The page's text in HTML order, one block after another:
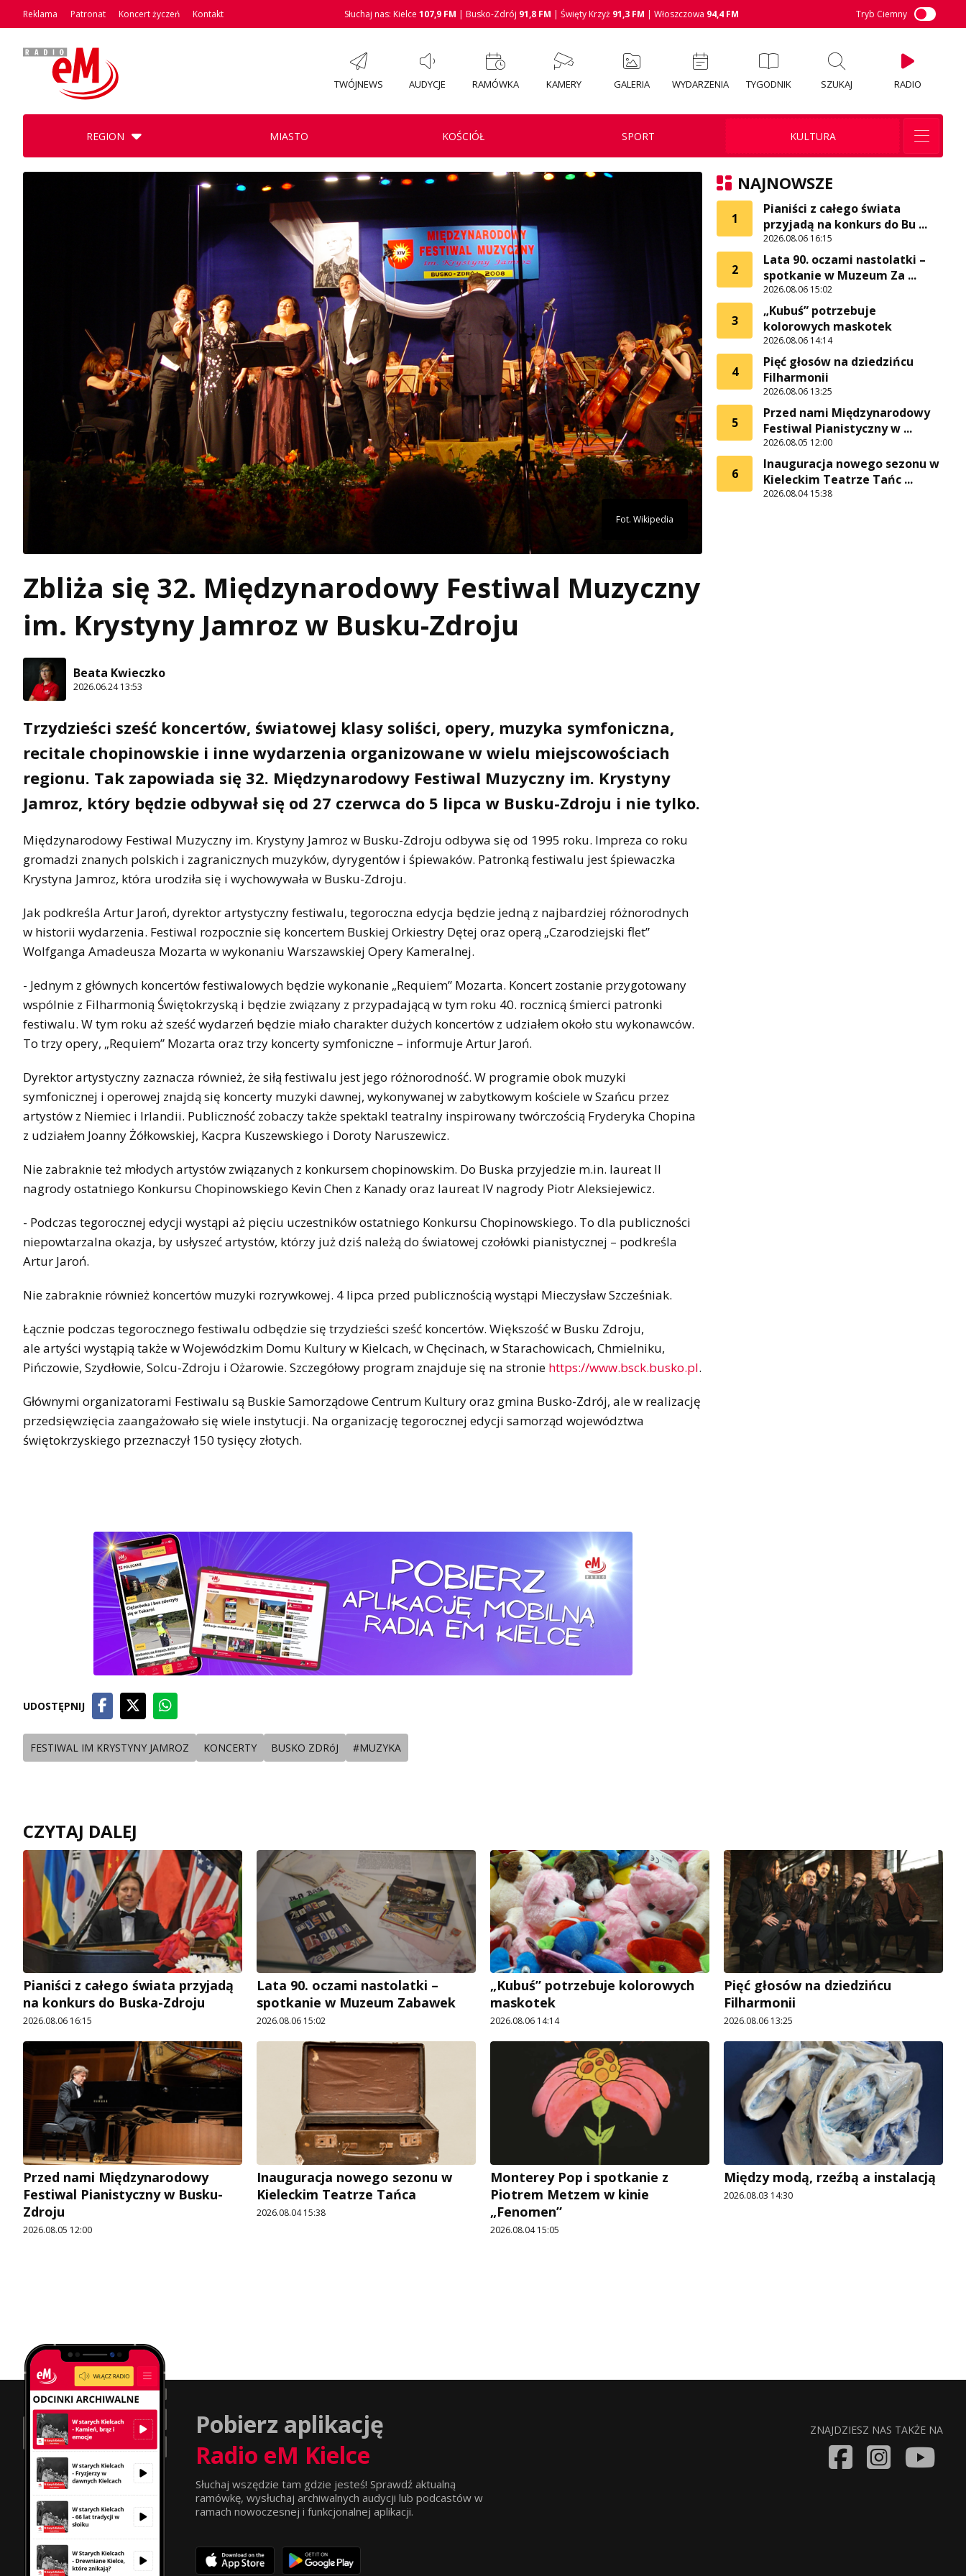
Reklama Patronat Koncert życzeń Kontakt Słuchaj nas: Kielce 107,9 FM | Busko-Zdrój 91,8 FM | Święty Krzyż 91,3 FM | Włoszczowa 94,4 FM Tryb Ciemny
TWÓJNEWS AUDYCJE RAMÓWKA KAMERY GALERIA WYDARZENIA TYGODNIK SZUKAJ RADIO
REGION MIASTO KOŚCIÓŁ SPORT KULTURA
Fot. Wikipedia
Zbliża się 32. Międzynarodowy Festiwal Muzyczny
im. Krystyny Jamroz w Busku-Zdroju
Beata Kwieczko
2026.06.24 13:53
Trzydzieści sześć koncertów, światowej klasy soliści, opery, muzyka symfoniczna,
recitale chopinowskie i inne wydarzenia organizowane w wielu miejscowościach
regionu. Tak zapowiada się 32. Międzynarodowy Festiwal Muzyczny im. Krystyny
Jamroz, który będzie odbywał się od 27 czerwca do 5 lipca w Busku-Zdroju i nie tylko.
Międzynarodowy Festiwal Muzyczny im. Krystyny Jamroz w Busku-Zdroju odbywa się od 1995 roku. Impreza co roku
gromadzi znanych polskich i zagranicznych muzyków, dyrygentów i śpiewaków. Patronką festiwalu jest śpiewaczka
Krystyna Jamroz, która urodziła się i wychowywała w Busku-Zdroju.
Jak podkreśla Artur Jaroń, dyrektor artystyczny festiwalu, tegoroczna edycja będzie jedną z najbardziej różnorodnych
w historii wydarzenia. Festiwal rozpocznie się koncertem Buskiej Orkiestry Dętej oraz operą „Czarodziejski flet”
Wolfganga Amadeusza Mozarta w wykonaniu Warszawskiej Opery Kameralnej.
- Jednym z głównych koncertów festiwalowych będzie wykonanie „Requiem” Mozarta. Koncert zostanie przygotowany
wspólnie z Filharmonią Świętokrzyską i będzie związany z przypadającą w tym roku 40. rocznicą śmierci patronki
festiwalu. W tym roku aż sześć wydarzeń będzie miało charakter dużych koncertów z udziałem około stu wykonawców.
To trzy opery, „Requiem” Mozarta oraz trzy koncerty symfoniczne – informuje Artur Jaroń.
Dyrektor artystyczny zaznacza również, że siłą festiwalu jest jego różnorodność. W programie obok muzyki
symfonicznej i operowej znajdą się koncerty muzyki dawnej, wykonywanej w zabytkowym kościele w Szańcu przez
artystów z Niemiec i Irlandii. Publiczność zobaczy także spektakl teatralny inspirowany twórczością Fryderyka Chopina
z udziałem Joanny Żółkowskiej, Kacpra Kuszewskiego i Doroty Naruszewicz.
Nie zabraknie też młodych artystów związanych z konkursem chopinowskim. Do Buska przyjedzie m.in. laureat II
nagrody ostatniego Konkursu Chopinowskiego Kevin Chen z Kanady oraz laureat IV nagrody Piotr Aleksiejewicz.
- Podczas tegorocznej edycji wystąpi aż pięciu uczestników ostatniego Konkursu Chopinowskiego. To dla publiczności
niepowtarzalna okazja, by usłyszeć artystów, którzy już dziś należą do światowej czołówki pianistycznej – podkreśla
Artur Jaroń.
Nie zabraknie również koncertów muzyki rozrywkowej. 4 lipca przed publicznością wystąpi Mieczysław Szcześniak.
Łącznie podczas tegorocznego festiwalu odbędzie się trzydzieści sześć koncertów. Większość w Busku Zdroju,
ale artyści wystąpią także w Wojewódzkim Domu Kultury w Kielcach, w Chęcinach, w Starachowicach, Chmielniku,
Pińczowie, Szydłowie, Solcu-Zdroju i Ożarowie. Szczegółowy program znajduje się na stronie https://www.bsck.busko.pl.
Głównymi organizatorami Festiwalu są Buskie Samorządowe Centrum Kultury oraz gmina Busko-Zdrój, ale w realizację
przedsięwzięcia zaangażowało się wiele instytucji. Na organizację tegorocznej edycji samorząd województwa
świętokrzyskiego przeznaczył 150 tysięcy złotych.
UDOSTĘPNIJ
FESTIWAL IM KRYSTYNY JAMROZ KONCERTY BUSKO ZDRóJ #MUZYKA
NAJNOWSZE
1
Pianiści z całego świata
przyjadą na konkurs do Bu ...
2026.08.06 16:15
2
Lata 90. oczami nastolatki –
spotkanie w Muzeum Za ...
2026.08.06 15:02
3
„Kubuś” potrzebuje
kolorowych maskotek
2026.08.06 14:14
4
Pięć głosów na dziedzińcu
Filharmonii
2026.08.06 13:25
5
Przed nami Międzynarodowy
Festiwal Pianistyczny w ...
2026.08.05 12:00
6
Inauguracja nowego sezonu w
Kieleckim Teatrze Tańc ...
2026.08.04 15:38
CZYTAJ DALEJ
Pianiści z całego świata przyjadą
na konkurs do Buska-Zdroju
2026.08.06 16:15
Lata 90. oczami nastolatki –
spotkanie w Muzeum Zabawek
2026.08.06 15:02
„Kubuś” potrzebuje kolorowych
maskotek
2026.08.06 14:14
Pięć głosów na dziedzińcu
Filharmonii
2026.08.06 13:25
Przed nami Międzynarodowy
Festiwal Pianistyczny w Busku-
Zdroju
2026.08.05 12:00
Inauguracja nowego sezonu w
Kieleckim Teatrze Tańca
2026.08.04 15:38
Monterey Pop i spotkanie z
Piotrem Metzem w kinie
„Fenomen”
2026.08.04 15:05
Między modą, rzeźbą a instalacją
2026.08.03 14:30
Pobierz aplikację
Radio eM Kielce
Słuchaj wszędzie tam gdzie jesteś! Sprawdź aktualną
ramówkę, wysłuchaj archiwalnych audycji lub podcastów w
ramach nowoczesnej i funkcjonalnej aplikacji.
ZNAJDZIESZ NAS TAKŻE NA